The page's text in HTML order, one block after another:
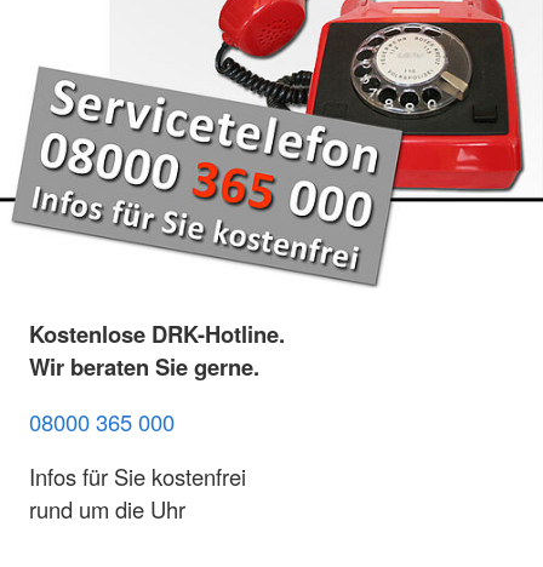
Kostenlose DRK-Hotline.
Wir beraten Sie gerne.
08000 365 000
Infos für Sie kostenfrei
rund um die Uhr